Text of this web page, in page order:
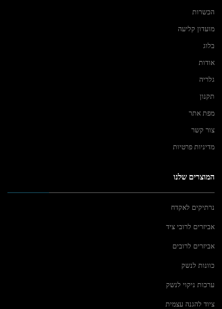
הכשרות
מועדון קליעה
בלוג
אודות
גלריה
תקנון
מפת אתר
צור קשר
מדיניות פרטיות
המוצרים שלנו
נרתיקים לאקדח
אביזרים לרובי ציד
אביזרים לרובים
כוונות לנשק
ערכות ניקוי לנשק
ציוד להגנה עצמית